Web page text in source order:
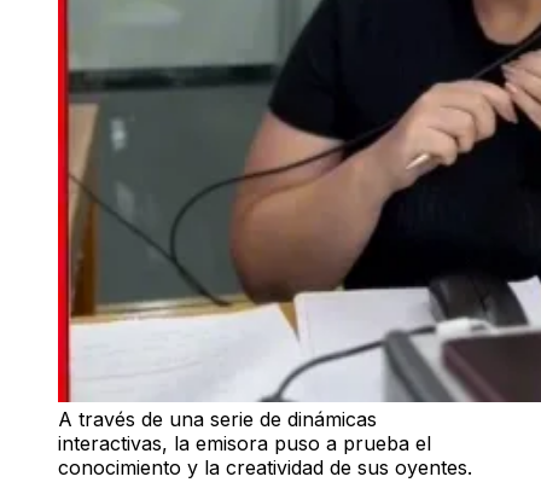
A través de una serie de dinámicas
interactivas, la emisora puso a prueba el
conocimiento y la creatividad de sus oyentes.